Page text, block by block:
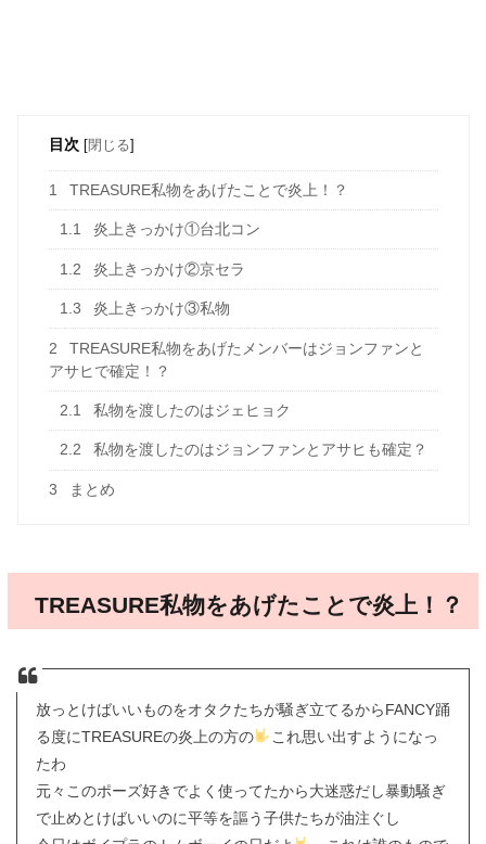
目次 [閉じる]
1 TREASURE私物をあげたことで炎上！？
1.1 炎上きっかけ①台北コン
1.2 炎上きっかけ②京セラ
1.3 炎上きっかけ③私物
2
TREASURE私物をあげたメンバーはジョンファンと
アサヒで確定！？
2.1 私物を渡したのはジェヒョク
2.2 私物を渡したのはジョンファンとアサヒも確定？
3 まとめ
TREASURE私物をあげたことで炎上！？
放っとけばいいものをオタクたちが騒ぎ立てるからFANCY踊
る度にTREASUREの炎上の方の
これ思い出すようになっ
たわ
元々このポーズ好きでよく使ってたから大迷惑だし暴動騒ぎ
で止めとけばいいのに平等を謳う子供たちが油注ぐし